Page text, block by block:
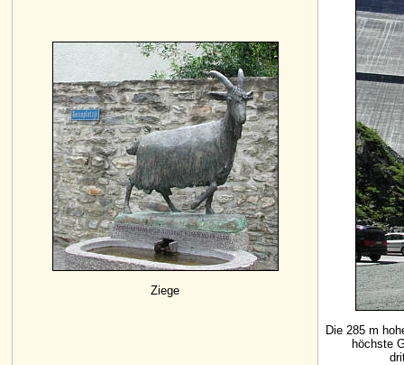
Ziege
Die 285 m
höchste